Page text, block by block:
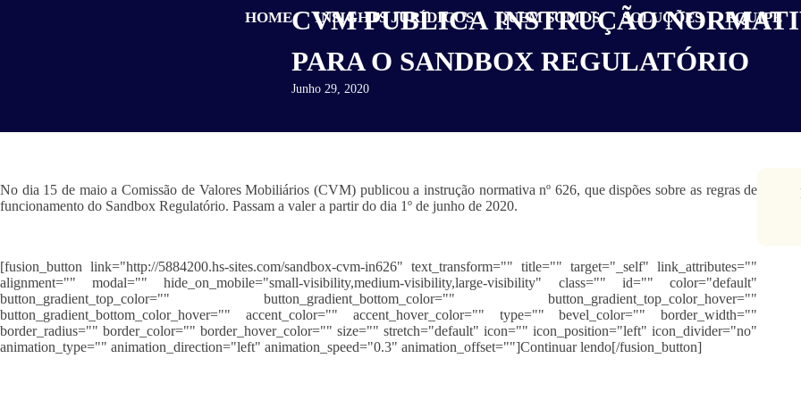
HOME INSIGHTS JURÍDICOS QUEM SOMOS SOLUÇÕES EQUIPE
CVM PUBLICA INSTRUÇÃO
PARA O SANDBOX REGULATÓRIO
Junho 29, 2020
No dia 15 de maio a Comissão de Valores Mobiliários (CVM) publicou a instrução normativa nº 626, que dispões sobre as regras de
funcionamento do Sandbox Regulatório. Passam a valer a partir do dia 1º de junho de 2020.
[fusion_button link="http://5884200.hs-sites.com/sandbox-cvm-in626" text_transform="" title="" target="_self" link_attributes=""
alignment="" modal="" hide_on_mobile="small-visibility,medium-visibility,large-visibility" class="" id="" color="default"
button_gradient_top_color="" button_gradient_bottom_color="" button_gradient_top_color_hover=""
button_gradient_bottom_color_hover="" accent_color="" accent_hover_color="" type="" bevel_color="" border_width=""
border_radius="" border_color="" border_hover_color="" size="" stretch="default" icon="" icon_position="left" icon_divider="no"
animation_type="" animation_direction="left" animation_speed="0.3" animation_offset=""]Continuar lendo[/fusion_button]